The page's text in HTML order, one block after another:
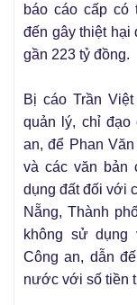
báo cáo cấp có
đến gây thiệt
gần 223 tỷ đồng.
Bị cáo Trần
quản lý, chỉ đạo
an, để Phan
và các văn bản
dụng đất đối với
Nẵng, Thành
không sử dụng
Công an, dẫn
nước với số tiền